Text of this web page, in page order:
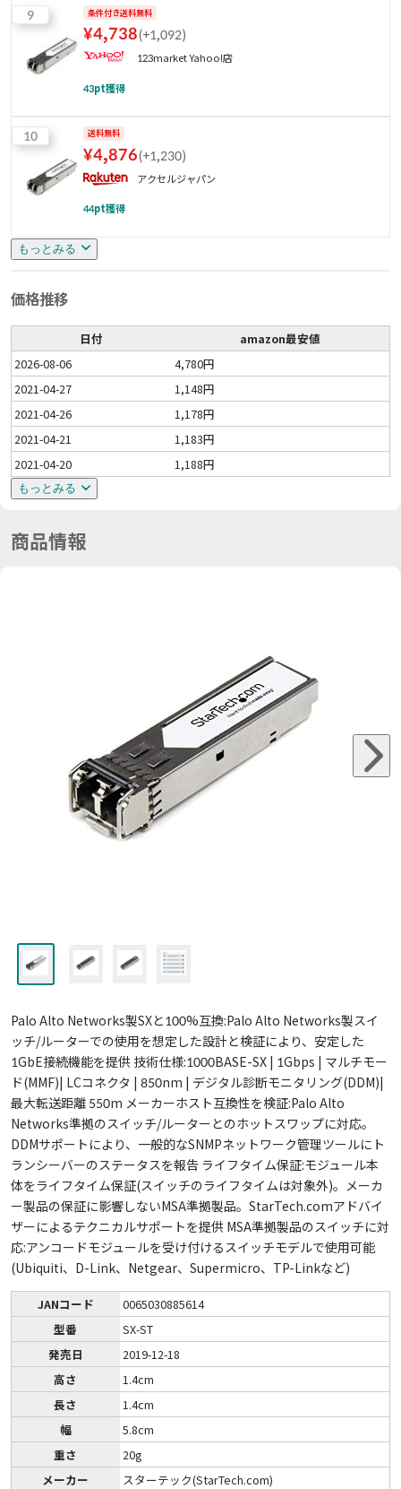
9 条件付き送料無料
¥4,738(+1,092)
123market Yahoo!店
43pt獲得
10 送料無料
¥4,876(+1,230)
アクセルジャパン
44pt獲得
もっとみる
価格推移
日付
amazon最安値
2026-08-06
4,780円
2021-04-27
1,148円
2021-04-26
1,178円
2021-04-21
1,183円
2021-04-20
1,188円
もっとみる
商品情報
Palo Alto Networks製SXと100%互換:Palo Alto Networks製スイ
ッチ/ルーターでの使用を想定した設計と検証により、安定した
1GbE接続機能を提供 技術仕様:1000BASE-SX | 1Gbps | マルチモー
ド(MMF)| LCコネクタ | 850nm | デジタル診断モニタリング(DDM)|
最大転送距離 550m メーカーホスト互換性を検証:Palo Alto
Networks準拠のスイッチ/ルーターとのホットスワップに対応。
DDMサポートにより、一般的なSNMPネットワーク管理ツールにト
ランシーバーのステータスを報告 ライフタイム保証:モジュール本
体をライフタイム保証(スイッチのライフタイムは対象外)。メーカ
ー製品の保証に影響しないMSA準拠製品。StarTech.comアドバイ
ザーによるテクニカルサポートを提供 MSA準拠製品のスイッチに対
応:アンコードモジュールを受け付けるスイッチモデルで使用可能
(Ubiquiti、D-Link、Netgear、Supermicro、TP-Linkなど)
JANコード
0065030885614
型番
SX-ST
発売日
2019-12-18
高さ
1.4cm
長さ
1.4cm
幅
5.8cm
重さ
20g
メーカー
スターテック(StarTech.com)